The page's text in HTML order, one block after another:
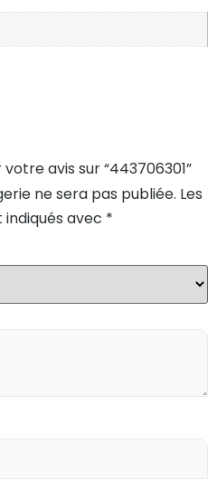
avis sur “443706301”
ne sera pas publiée. Les
avec *